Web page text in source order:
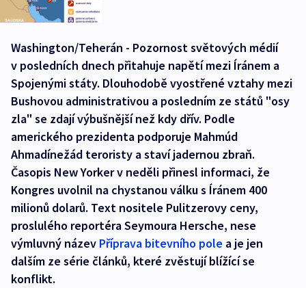
Washington/Teherán - Pozornost světových médií
v posledních dnech přitahuje napětí mezi Íránem a
Spojenými státy. Dlouhodobě vyostřené vztahy mezi
Bushovou administrativou a posledním ze států "osy
zla" se zdají výbušnější než kdy dřív. Podle
amerického prezidenta podporuje Mahmúd
Ahmadínežád teroristy a staví jadernou zbraň.
Časopis New Yorker v neděli přinesl informaci, že
Kongres uvolnil na chystanou válku s Íránem 400
milionů dolarů. Text nositele Pulitzerovy ceny,
proslulého reportéra Seymoura Hersche, nese
výmluvný název Příprava bitevního pole a je jen
dalším ze série článků, které zvěstují blížící se
konflikt.